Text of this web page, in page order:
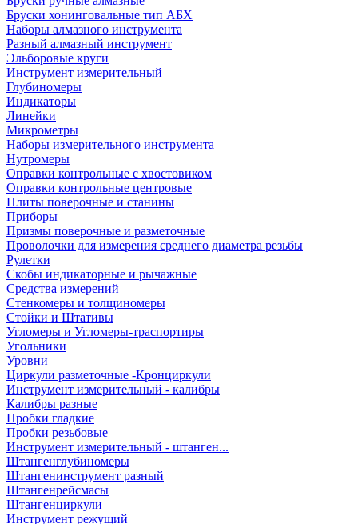
Бруски хонинговальные тип АБХ
Наборы алмазного инструмента
Разный алмазный инструмент
Эльборовые круги
Инструмент измерительный
Глубиномеры
Индикаторы
Линейки
Микрометры
Наборы измерительного инструмента
Нутромеры
Оправки контрольные с хвостовиком
Оправки контрольные центровые
Плиты поверочные и станины
Приборы
Призмы поверочные и разметочные
Проволочки для измерения среднего диаметра резьбы
Рулетки
Скобы индикаторные и рычажные
Средства измерений
Стенкомеры и толщиномеры
Стойки и Штативы
Угломеры и Угломеры-траспортиры
Угольники
Уровни
Циркули разметочные -Кронциркули
Инструмент измерительный - калибры
Калибры разные
Пробки гладкие
Пробки резьбовые
Инструмент измерительный - штанген...
Штангенглубиномеры
Штангенинструмент разный
Штангенрейсмасы
Штангенциркули
Инструмент режущий